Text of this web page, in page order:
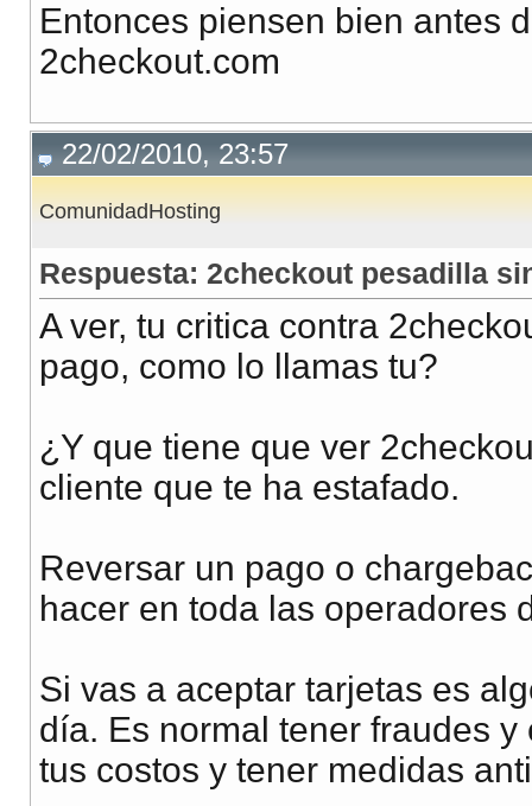
Entonces piensen bien antes
2checkout.com
22/02/2010, 23:57
ComunidadHosting
Respuesta: 2checkout pesadilla
A ver, tu critica contra
pago, como lo llamas tu?
¿Y que tiene que ver
cliente que te ha estafado.
Reversar un pago o
hacer en toda las operadores
Si vas a aceptar tarjetas es
día. Es normal tener fraudes
tus costos y tener medidas